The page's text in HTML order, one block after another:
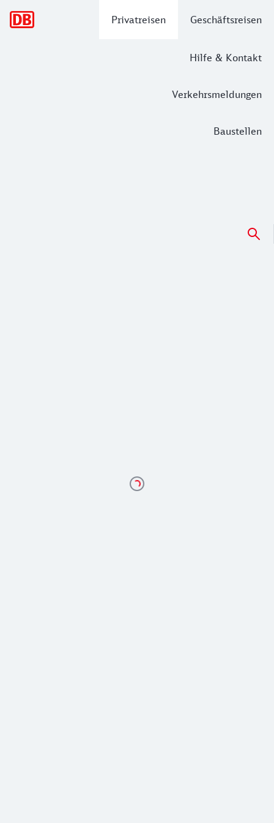
Privatreisen Geschäftsreisen
Hilfe & Kontakt
Verkehrsmeldungen
Baustellen